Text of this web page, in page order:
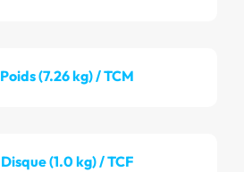
Poids (7.26 kg) / TCM
Disque (1.0 kg) / TCF